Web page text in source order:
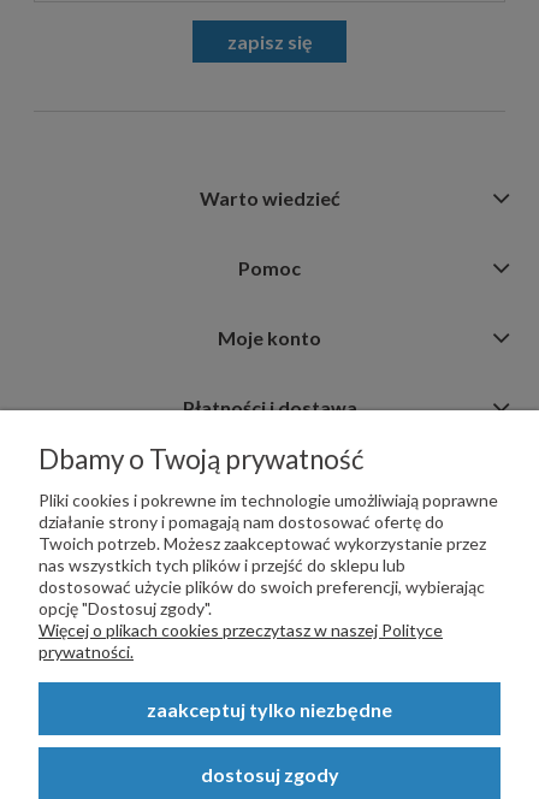
zapisz się
Warto wiedzieć
Pomoc
Moje konto
Płatności i dostawa
Informacje
PŁATNOŚCI OBSŁUGUJE:
Copyright © 2023STALSKLEP.PL- Akcesoria do bram i ogrodzeń -
STALSKLEP ul. Feliksa Wrobela 4a, 30-798 Kraków. Wszystkie prawa
Dbamy o Twoją prywatność
Pliki cookies i pokrewne im technologie umożliwiają poprawne
działanie strony i pomagają nam dostosować ofertę do
Twoich potrzeb. Możesz zaakceptować wykorzystanie przez
nas wszystkich tych plików i przejść do sklepu lub
dostosować użycie plików do swoich preferencji, wybierając
opcję "Dostosuj zgody".
Więcej o plikach cookies przeczytasz w naszej Polityce
prywatności.
zaakceptuj tylko niezbędne
dostosuj zgody